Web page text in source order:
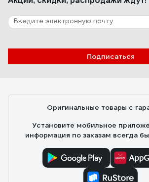
13 отзывов
Отзыв о врезном замке APECS 1425-
Офицеров Е.
Подписаться
Оригинальные товары с
Установите мобильное
информация по заказам всегда